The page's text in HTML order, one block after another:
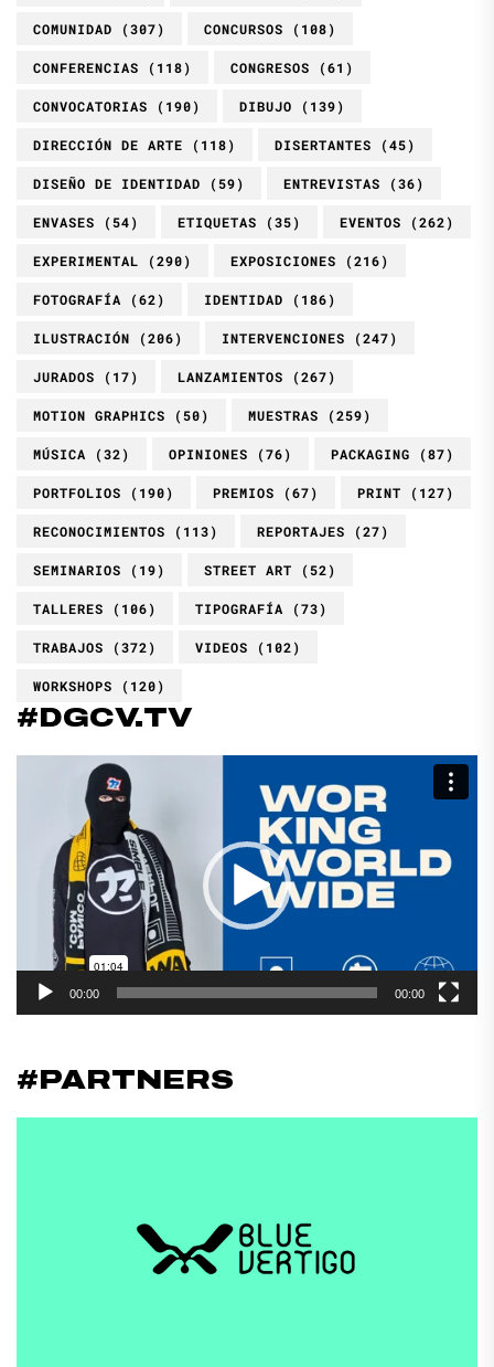
COMUNIDAD (307) CONCURSOS (108)
CONFERENCIAS (118) CONGRESOS (61)
CONVOCATORIAS (190) DIBUJO (139)
DIRECCIÓN DE ARTE (118) DISERTANTES (45)
DISEÑO DE IDENTIDAD (59) ENTREVISTAS (36)
ENVASES (54) ETIQUETAS (35) EVENTOS (262)
EXPERIMENTAL (290) EXPOSICIONES (216)
FOTOGRAFÍA (62) IDENTIDAD (186)
ILUSTRACIÓN (206) INTERVENCIONES (247)
JURADOS (17) LANZAMIENTOS (267)
MOTION GRAPHICS (50) MUESTRAS (259)
MÚSICA (32) OPINIONES (76) PACKAGING (87)
PORTFOLIOS (190) PREMIOS (67) PRINT (127)
RECONOCIMIENTOS (113) REPORTAJES (27)
SEMINARIOS (19) STREET ART (52)
TALLERES (106) TIPOGRAFÍA (73)
TRABAJOS (372) VIDEOS (102)
WORKSHOPS (120)
#DGCV.TV
Reproductor
00:00 00:00
#PARTNERS